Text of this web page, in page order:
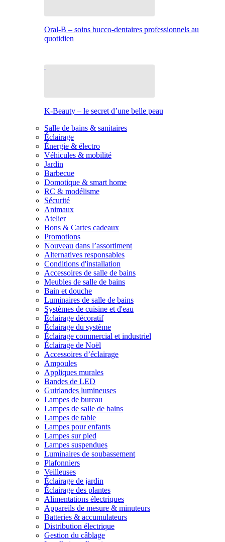
Oral-B – soins bucco-dentaires professionnels au
quotidien
K-Beauty – le secret d’une belle peau
Salle de bains & sanitaires
Éclairage
Énergie & électro
Véhicules & mobilité
Jardin
Barbecue
Domotique & smart home
RC & modélisme
Sécurité
Animaux
Atelier
Bons & Cartes cadeaux
Promotions
Nouveau dans l’assortiment
Alternatives responsables
Conditions d'installation
Accessoires de salle de bains
Meubles de salle de bains
Bain et douche
Luminaires de salle de bains
Systèmes de cuisine et d'eau
Éclairage décoratif
Éclairage du système
Éclairage commercial et industriel
Éclairage de Noël
Accessoires d’éclairage
Ampoules
Appliques murales
Bandes de LED
Guirlandes lumineuses
Lampes de bureau
Lampes de salle de bains
Lampes de table
Lampes pour enfants
Lampes sur pied
Lampes suspendues
Luminaires de soubassement
Plafonniers
Veilleuses
Éclairage de jardin
Éclairage des plantes
Alimentations électriques
Appareils de mesure & minuteurs
Batteries & accumulateurs
Distribution électrique
Gestion du câblage